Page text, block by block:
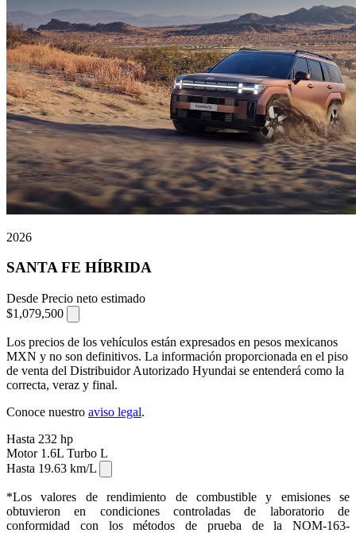
2026
SANTA FE HÍBRIDA
Desde Precio neto estimado
$1,079,500
Los precios de los vehículos están expresados en pesos mexicanos
MXN y no son definitivos. La información proporcionada en el piso
de venta del Distribuidor Autorizado Hyundai se entenderá como la
correcta, veraz y final.
Conoce nuestro aviso legal.
Hasta 232 hp
Motor 1.6L Turbo L
Hasta 19.63 km/L
*Los valores de rendimiento de combustible y emisiones se
obtuvieron en condiciones controladas de laboratorio de
conformidad con los métodos de prueba de la NOM-163-